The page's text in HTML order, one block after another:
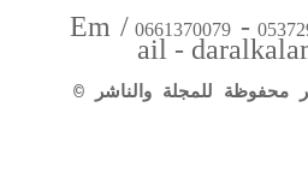
-
0661370079
/
Em
ail -
للمجلة والناشر ©